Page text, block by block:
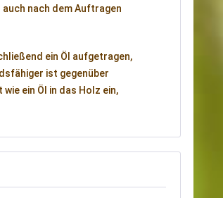
nach dem Auftragen
ein Öl aufgetragen,
ist gegenüber
ein Öl in das Holz ein,